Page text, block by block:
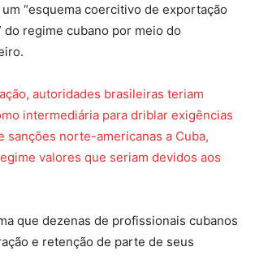
“esquema coercitivo de exportação
do regime cubano por meio do
autoridades brasileiras teriam
intermediária para driblar exigências
sanções norte-americanas a Cuba,
valores que seriam devidos aos
que dezenas de profissionais cubanos
e retenção de parte de seus